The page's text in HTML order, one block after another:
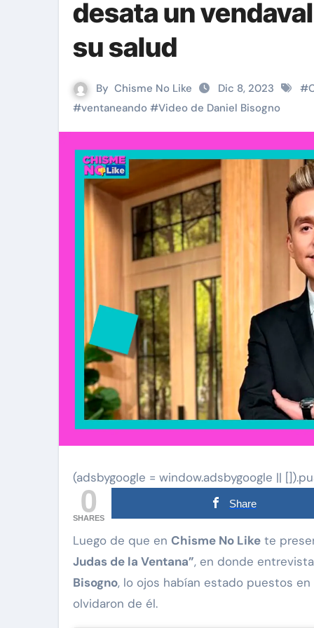
desata un
su salud
By Chisme No Like Dic 8, 2023 #
#ventaneando #Video de Daniel Bisogno
(adsbygoogle = window.adsbygoogle ||
0
SHARES
Share
Luego de que en Chisme No Like te
Judas de la Ventana”, en donde
Bisogno, lo ojos habían estado puestos
olvidaron de él.